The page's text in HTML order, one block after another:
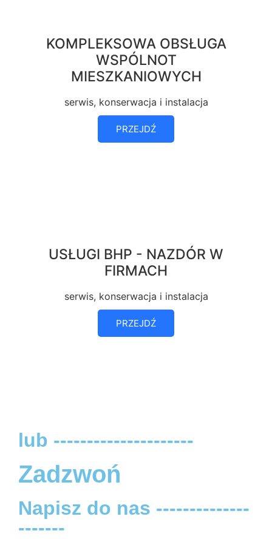
KOMPLEKSOWA OBSŁUGA
WSPÓLNOT
MIESZKANIOWYCH
serwis, konserwacja i instalacja
PRZEJDŹ
USŁUGI BHP - NAZDÓR W
FIRMACH
serwis, konserwacja i instalacja
PRZEJDŹ
Napisz do nas --------------
-------
lub ---------------------
Zadzwoń